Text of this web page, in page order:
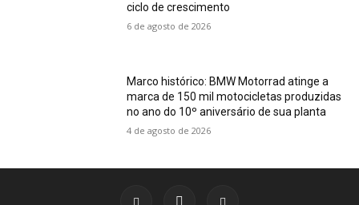
ciclo de crescimento
6 de agosto de 2026
Marco histórico: BMW Motorrad atinge a
marca de 150 mil motocicletas produzidas
no ano do 10º aniversário de sua planta
4 de agosto de 2026